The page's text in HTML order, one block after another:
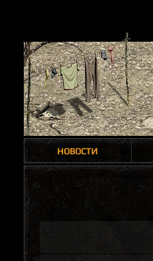
НОВОСТИ